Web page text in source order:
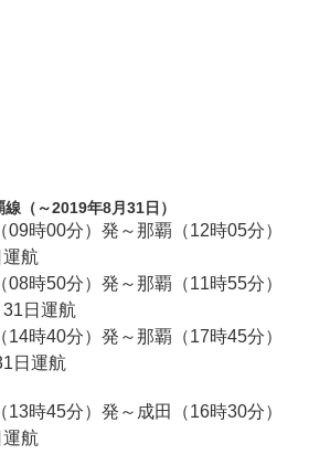
（～2019年8月31日）
09時00分）発～那覇（12時05分）
航
08時50分）発～那覇（11時55分）
日運航
14時40分）発～那覇（17時45分）
日運航
13時45分）発～成田（16時30分）
航